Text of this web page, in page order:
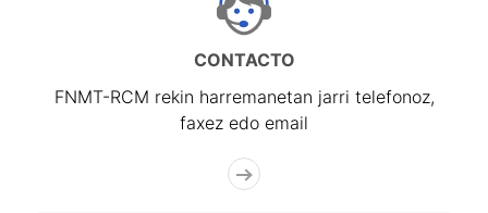
CONTACTO
FNMT-RCM rekin harremanetan jarri telefonoz,
faxez edo email